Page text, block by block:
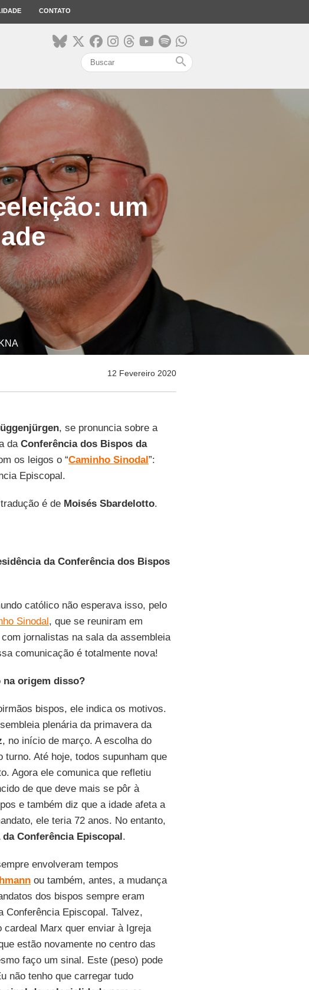
CONTATO
search
um
12 Fevereiro 2020
, se pronuncia sobre a
da Conferência dos Bispos da
os leigos o “Caminho Sinodal”:
Episcopal.
é de Moisés Sbardelotto.
da Conferência dos Bispos
católico não esperava isso, pelo
Sinodal, que se reuniram em
jornalistas na sala da assembleia
comunicação é totalmente nova!
na origem disso?
bispos, ele indica os motivos.
plenária da primavera da
, no início de março. A escolha do
Até hoje, todos supunham que
Agora ele comunica que refletiu
de que deve mais se pôr à
e também diz que a idade afeta a
ele teria 72 anos. No entanto,
Conferência Episcopal.
envolveram tempos
ou também, antes, a mudança
dos bispos sempre eram
Conferência Episcopal. Talvez,
cardeal Marx quer enviar à Igreja
estão novamente no centro das
faço um sinal. Este (peso) pode
não tenho que carregar tudo